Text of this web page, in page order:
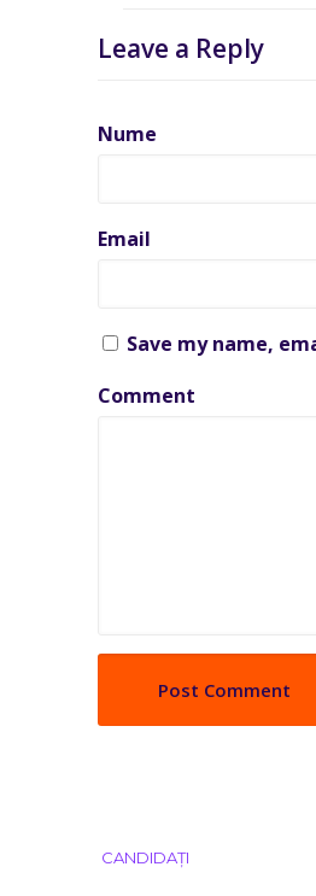
Leave a Reply
Nume
Email
Save my name,
Comment
CANDIDAȚI